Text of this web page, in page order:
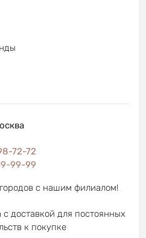
72-72
99-99
с нашим филиалом!
доставкой для постоянных
к покупке